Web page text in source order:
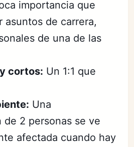
importancia que
asuntos de carrera,
de una de las
cortos: Un 1:1 que
Una
de 2 personas se ve
afectada cuando hay